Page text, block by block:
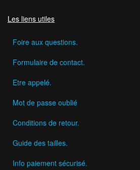
Les liens utiles
Foire aux questions.
Formulaire de contact.
Etre appelé.
Mot de passe oublié
Conditions de retour.
Guide des tailles.
Info paiement sécurisé.